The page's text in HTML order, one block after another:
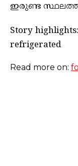
ഇരുണ്ട
Story
refrigerated
Read more on: